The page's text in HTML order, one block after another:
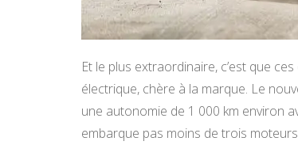
Et le plus extraordinaire, c’est que
électrique, chère à la marque. Le
une autonomie de 1 000 km environ
embarque pas moins de trois